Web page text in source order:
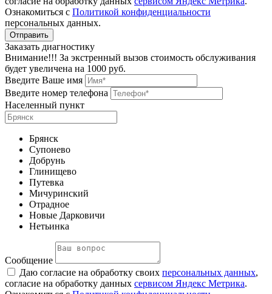
Ознакомиться с Политикой конфиденциальности
персональных данных.
Заказать диагностику
Внимание!!! За экстренный вызов стоимость обслуживания
будет увеличена на 1000 руб.
Введите Ваше имя
Введите номер телефона
Населенный пункт
Брянск
Супонево
Добрунь
Глинищево
Путевка
Мичуринский
Отрадное
Новые Дарковичи
Нетьинка
Сообщение
Даю согласие на обработку своих персональных данных,
согласие на обработку данных сервисом Яндекс Метрика.